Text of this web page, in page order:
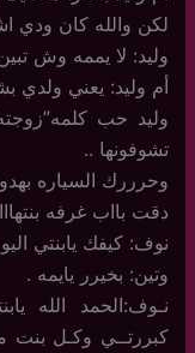
لكن والله كان ودي
وليد: لا يممه وش
أم وليد: يعني ولدي
وليد حب
تشوفونها ..
وحرررك السياره
دقت بااب غرفه
نوف: كيفك يابنتي
وتين: بخيرر يايمه .
نـوف:الحمد الله
كبررتــي وكـل بنت